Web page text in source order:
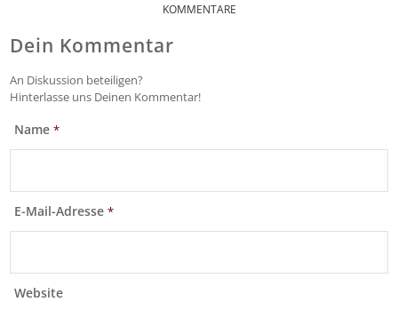
KOMMENTARE
Dein Kommentar
An Diskussion beteiligen?
Hinterlasse uns Deinen Kommentar!
Name*
E-Mail-Adresse*
Website